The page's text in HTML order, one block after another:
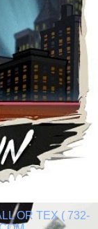
OR TEX ( 732-